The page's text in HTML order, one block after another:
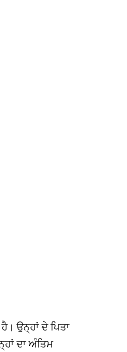
ਉਨ੍ਹਾਂ ਦੇ ਪਿਤਾ
ਦਾ ਅੰਤਿਮ